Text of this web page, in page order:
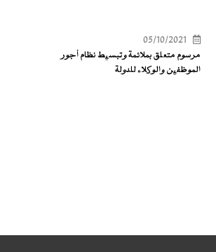
05/10/2021
مرسوم متعلق بملائمة وتبسیط نظام أجور
الموظفین والوکلاء للدولة